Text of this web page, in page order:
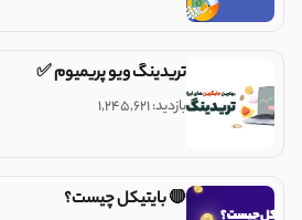
تریدینگ ویو پریمیوم ✅
بازدید: ۱,۲۴۵,۶۲۱
🔴 بایتیکل چیست؟